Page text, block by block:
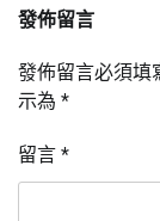
發佈留言
發佈留言必須填
示為 *
留言 *